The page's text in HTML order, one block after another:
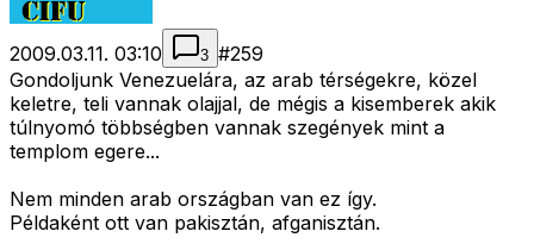
2009.03.11. 03:10 3 #259
Gondoljunk Venezuelára, az arab térségekre, közel
keletre, teli vannak olajjal, de mégis a kisemberek akik
túlnyomó többségben vannak szegények mint a
templom egere...
Nem minden arab országban van ez így.
Példaként ott van pakisztán, afganisztán.